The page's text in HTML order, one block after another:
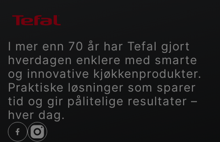
I mer enn 70 år har Tefal gjort
hverdagen enklere med smarte
og innovative kjøkkenprodukter.
Praktiske løsninger som sparer
tid og gir pålitelige resultater –
hver dag.